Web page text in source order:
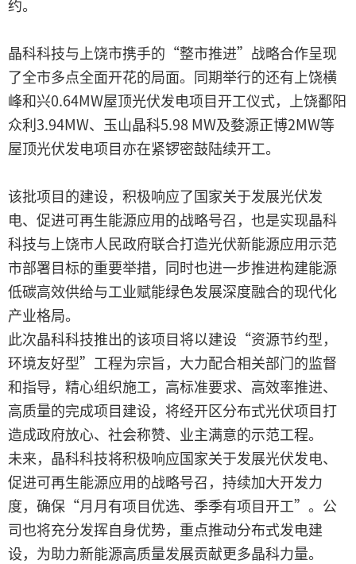
约。
晶科科技与上饶市携手的“整市推进”战略合作呈现
了全市多点全面开花的局面。同期举行的还有上饶横
峰和兴0.64MW屋顶光伏发电项目开工仪式，上饶鄱阳
众利3.94MW、玉山晶科5.98 MW及婺源正博2MW等
屋顶光伏发电项目亦在紧锣密鼓陆续开工。
该批项目的建设，积极响应了国家关于发展光伏发
电、促进可再生能源应用的战略号召，也是实现晶科
科技与上饶市人民政府联合打造光伏新能源应用示范
市部署目标的重要举措，同时也进一步推进构建能源
低碳高效供给与工业赋能绿色发展深度融合的现代化
产业格局。
此次晶科科技推出的该项目将以建设“资源节约型，
环境友好型”工程为宗旨，大力配合相关部门的监督
和指导，精心组织施工，高标准要求、高效率推进、
高质量的完成项目建设，将经开区分布式光伏项目打
造成政府放心、社会称赞、业主满意的示范工程。
未来，晶科科技将积极响应国家关于发展光伏发电、
促进可再生能源应用的战略号召，持续加大开发力
度，确保“月月有项目优选、季季有项目开工”。公
司也将充分发挥自身优势，重点推动分布式发电建
设，为助力新能源高质量发展贡献更多晶科力量。